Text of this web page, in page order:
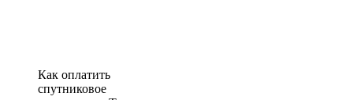
Как оплатить
спутниковое